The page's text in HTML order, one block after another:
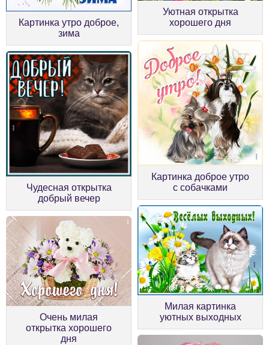
Картинка утро доброе,
зима
Уютная открытка
хорошего дня
Чудесная открытка
добрый вечер
Картинка доброе утро
с собачками
Очень милая
открытка хорошего
дня
Милая картинка
уютных выходных